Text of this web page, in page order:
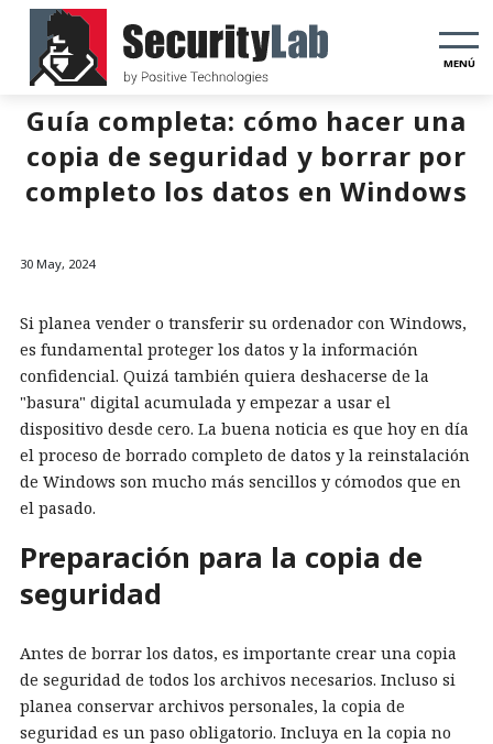
MENÚ
Guía completa: cómo hacer una
copia de seguridad y borrar por
completo los datos en Windows
30 May, 2024
Si planea vender o transferir su ordenador con Windows,
es fundamental proteger los datos y la información
confidencial. Quizá también quiera deshacerse de la
"basura" digital acumulada y empezar a usar el
dispositivo desde cero. La buena noticia es que hoy en día
el proceso de borrado completo de datos y la reinstalación
de Windows son mucho más sencillos y cómodos que en
el pasado.
Preparación para la copia de
seguridad
Antes de borrar los datos, es importante crear una copia
de seguridad de todos los archivos necesarios. Incluso si
planea conservar archivos personales, la copia de
seguridad es un paso obligatorio. Incluya en la copia no